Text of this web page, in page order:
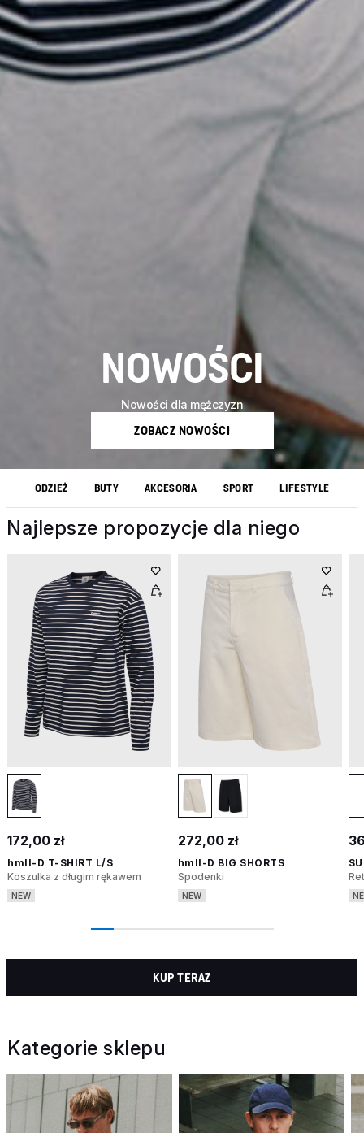
NOWOŚCI
Nowości dla mężczyzn
ZOBACZ NOWOŚCI
ODZIEŻ BUTY AKCESORIA SPORT LIFESTYLE
Najlepsze propozycje dla niego
172,00 zł
hmlI-D T-SHIRT L/S
Koszulka z długim rękawem
NEW
272,00 zł
hmlI-D BIG SHORTS
Spodenki
NEW
KUP TERAZ
Kategorie sklepu